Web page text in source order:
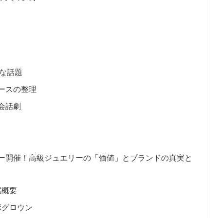
話題
スの整理
話劇
催！高級ジュエリーの「価値」とブランドの真実と
要
ロウン